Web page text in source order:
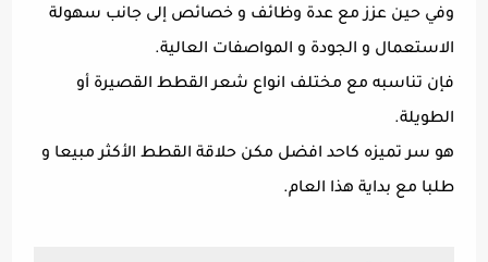
وفي حين عزز مع عدة وظائف و خصائص إلى جانب سهولة
الاستعمال و الجودة و المواصفات العالية.
فإن تناسبه مع مختلف انواع شعر القطط القصيرة أو
الطويلة.
هو سر تميزه كاحد افضل مكن حلاقة القطط الأكثر مبيعا و
طلبا مع بداية هذا العام.